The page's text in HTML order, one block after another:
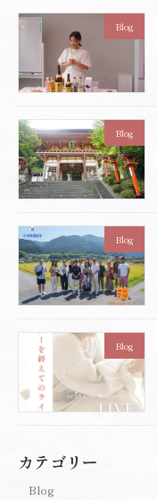
Blog
Blog
Blog
Blog
カテゴリー
Blog